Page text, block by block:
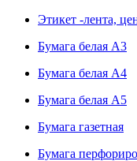
Этикет -лента,
Бумага белая А3
Бумага белая А4
Бумага белая А5
Бумага газетная
Бумага